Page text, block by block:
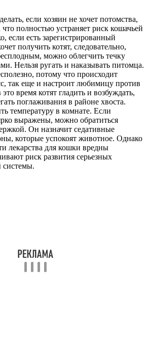
если хозяин не хочет потомства,
что полностью устраняет риск кошачьей
если есть зарегистрированный
получить котят, следовательно,
можно облегчить течку
Нельзя ругать и наказывать питомца.
потому что происходит
так еще и настроит любимицу против
время котят гладить и возбуждать,
поглаживания в районе хвоста.
температуру в комнате. Если
выражены, можно обратиться
Он назначит седативные
которые успокоят животное. Однако
лекарства для кошки вредны
риск развития серьезных
системы.